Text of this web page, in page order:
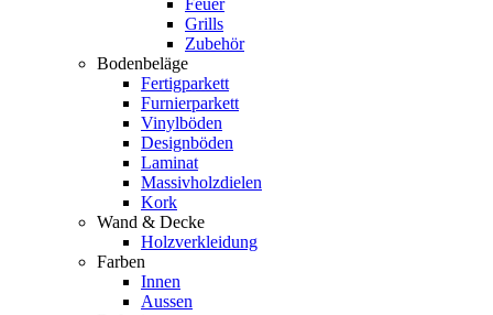
Grills
Zubehör
Bodenbeläge
Fertigparkett
Furnierparkett
Vinylböden
Designböden
Laminat
Massivholzdielen
Kork
Wand & Decke
Holzverkleidung
Farben
Innen
Aussen